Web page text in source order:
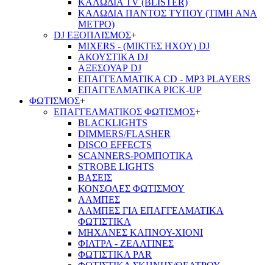
ΚΑΛΩΔΙΑ TV (BLISTER)
ΚΑΛΩΔΙΑ ΠΑΝΤΟΣ ΤΥΠΟΥ (ΤΙΜΗ ΑΝΑ
ΜΕΤΡΟ)
DJ ΕΞΟΠΛΙΣΜΟΣ+
MIXERS - (ΜΙΚΤΕΣ ΗΧΟΥ) DJ
ΑΚΟΥΣΤΙΚΑ DJ
ΑΞΕΣΟΥΑΡ DJ
ΕΠΑΓΓΕΛΜΑΤΙΚΑ CD - ΜΡ3 PLAYERS
ΕΠΑΓΓΕΛΜΑΤΙΚΑ PICK-UP
ΦΩΤΙΣΜΟΣ+
ΕΠΑΓΓΕΛΜΑΤΙΚΟΣ ΦΩΤΙΣΜΟΣ+
BLACKLIGHTS
DIMMERS/FLASHER
DISCO EFFECTS
SCANNERS-ΡΟΜΠΟΤΙΚΑ
STROBE LIGHTS
ΒΑΣΕΙΣ
ΚΟΝΣΟΛΕΣ ΦΩΤΙΣΜΟΥ
ΛΑΜΠΕΣ
ΛΑΜΠΕΣ ΓΙΑ ΕΠΑΓΓΕΛΜΑΤΙΚΑ
ΦΩΤΙΣΤΙΚΑ
ΜΗΧΑΝΕΣ ΚΑΠΝΟΥ-ΧΙΟΝΙ
ΦΙΛΤΡΑ - ΖΕΛΑΤΙΝΕΣ
ΦΩΤΙΣΤΙΚΑ PAR